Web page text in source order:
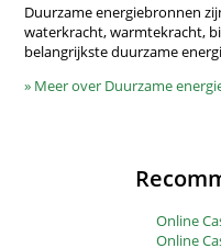
Duurzame energiebronnen
waterkracht, warmtekracht,
belangrijkste duurzame
» Meer over Duurzame
Online
Online